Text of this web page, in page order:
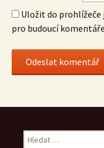
Uložit do prohlížeče
pro budoucí
Vyhledávání